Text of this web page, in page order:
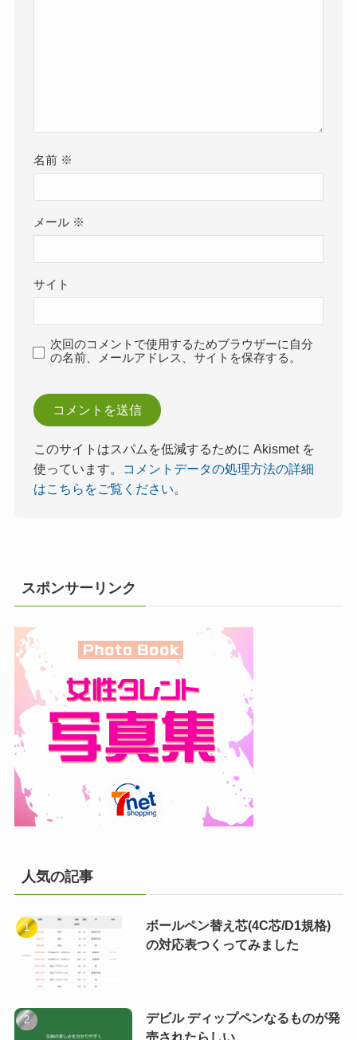
名前 ※
メール ※
サイト
次回のコメントで使用するためブラウザーに自分
の名前、メールアドレス、サイトを保存する。
このサイトはスパムを低減するために Akismet を
使っています。
コメントデータの処理方法の詳細
はこちらをご覧ください。
スポンサーリンク
人気の記事
ボールペン替え芯(4C芯/D1規格)
の対応表つくってみました
デビル ディップペンなるものが発
売されたらしい